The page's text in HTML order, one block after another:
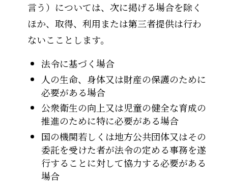
言う）については、次に掲げる場合を除く
ほか、取得、利用または第三者提供は行わ
ないこことします。
法令に基づく場合
人の生命、身体又は財産の保護のために
必要がある場合
公衆衛生の向上又は児童の健全な育成の
推進のために特に必要がある場合
国の機関若しくは地方公共団体又はその
委託を受けた者が法令の定める事務を遂
行することに対して協力する必要がある
場合